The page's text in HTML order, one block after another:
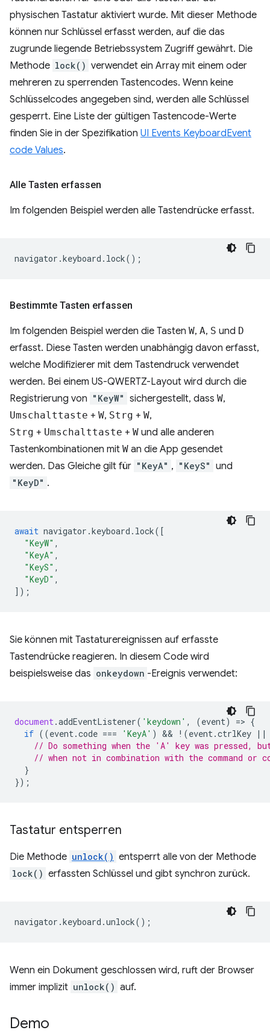
physischen Tastatur aktiviert wurde. Mit dieser Methode
können nur Schlüssel erfasst werden, auf die das
zugrunde liegende Betriebssystem Zugriff gewährt. Die
Methode lock() verwendet ein Array mit einem oder
mehreren zu sperrenden Tastencodes. Wenn keine
Schlüsselcodes angegeben sind, werden alle Schlüssel
gesperrt. Eine Liste der gültigen Tastencode-Werte
finden Sie in der Spezifikation UI Events KeyboardEvent
code Values.
Alle Tasten erfassen
Im folgenden Beispiel werden alle Tastendrücke erfasst.
navigator .keyboard . lock();
Bestimmte Tasten erfassen
Im folgenden Beispiel werden die Tasten W, A, S und D
erfasst. Diese Tasten werden unabhängig davon erfasst,
welche Modifizierer mit dem Tastendruck verwendet
werden. Bei einem US-QWERTZ-Layout wird durch die
Registrierung von "KeyW" sichergestellt, dass W,
Umschalttaste + W, Strg + W,
Strg + Umschalttaste + W und alle anderen
Tastenkombinationen mit W an die App gesendet
werden. Das Gleiche gilt für "KeyA" , "KeyS" und
"KeyD" .
await navigator .keyboard . lock([
"KeyW" ,
"KeyA" ,
"KeyS" ,
"KeyD" ,
]);
Sie können mit Tastaturereignissen auf erfasste
Tastendrücke reagieren. In diesem Code wird
beispielsweise das onkeydown -Ereignis verwendet:
document.addEventListener( 'keydown' , (event) => {
if ((event.code === 'KeyA' ) && ! (event.ctrlKey ||
// Do something when the 'A' key was pressed,
// when not in combination with the command or
}
});
Tastatur entsperren
Die Methode unlock() entsperrt alle von der Methode
lock() erfassten Schlüssel und gibt synchron zurück.
navigator .keyboard .unlock();
Wenn ein Dokument geschlossen wird, ruft der Browser
immer implizit unlock() auf.
Demo